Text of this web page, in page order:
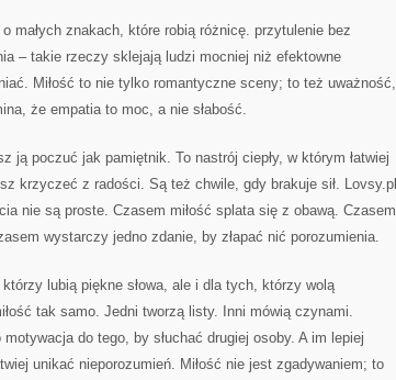
małych znakach, które robią różnicę. przytulenie bez
– takie rzeczy sklejają ludzi mocniej niż efektowne
Miłość to nie tylko romantyczne sceny; to też uważność,
że empatia to moc, a nie słabość.
ją poczuć jak pamiętnik. To nastrój ciepły, w którym łatwiej
krzyczeć z radości. Są też chwile, gdy brakuje sił. Lovsy.pl
nie są proste. Czasem miłość splata się z obawą. Czasem
wystarczy jedno zdanie, by złapać nić porozumienia.
lubią piękne słowa, ale i dla tych, którzy wolą
tak samo. Jedni tworzą listy. Inni mówią czynami.
do tego, by słuchać drugiej osoby. A im lepiej
unikać nieporozumień. Miłość nie jest zgadywaniem; to